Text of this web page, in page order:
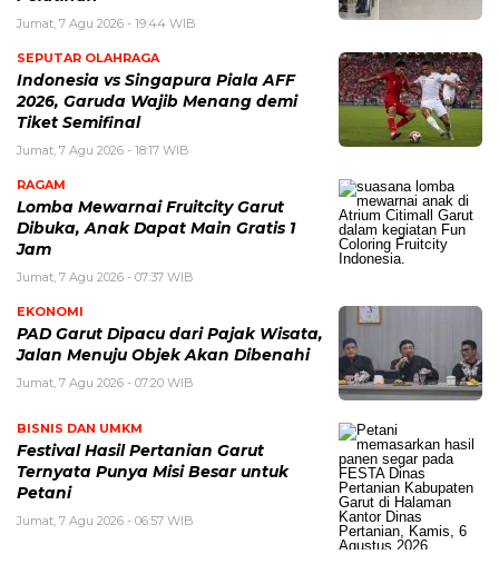
Jumat, 7 Agu 2026 - 19:44 WIB
SEPUTAR OLAHRAGA
Indonesia vs Singapura Piala AFF
2026, Garuda Wajib Menang demi
Tiket Semifinal
Jumat, 7 Agu 2026 - 18:17 WIB
RAGAM
Lomba Mewarnai Fruitcity Garut
Dibuka, Anak Dapat Main Gratis 1
Jam
Jumat, 7 Agu 2026 - 07:37 WIB
EKONOMI
PAD Garut Dipacu dari Pajak Wisata,
Jalan Menuju Objek Akan Dibenahi
Jumat, 7 Agu 2026 - 07:20 WIB
BISNIS DAN UMKM
Festival Hasil Pertanian Garut
Ternyata Punya Misi Besar untuk
Petani
Jumat, 7 Agu 2026 - 06:57 WIB